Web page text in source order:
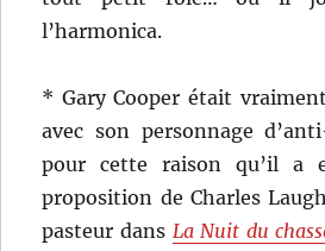
l’harmonica.
* Gary Cooper était
avec son personnage
pour cette raison qu’il a
proposition de Charles
pasteur dans La Nuit du